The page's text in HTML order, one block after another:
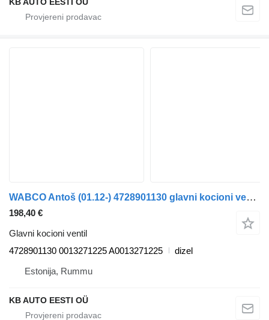
WABCO Antoš (01.12-) 4728901130 glavni kocioni ventil za Mercedes-Benz Actros MP4 Antos Arocs (2012-) kamiona
198,40 €
Glavni kocioni ventil
4728901130 0013271225 A0013271225
dizel
Estonija, Rummu
KB AUTO EESTI OÜ